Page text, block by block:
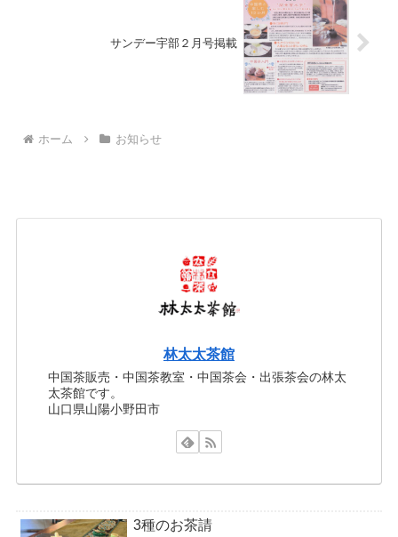
サンデー宇部２月号掲載
ホーム お知らせ
林太太茶館
中国茶販売・中国茶教室・中国茶会・出張茶会の林太
太茶館です。
山口県山陽小野田市
3種のお茶請